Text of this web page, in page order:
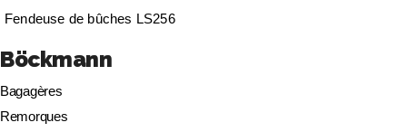
Fendeuse de bûches LS256
Böckmann
Bagagères
Remorques